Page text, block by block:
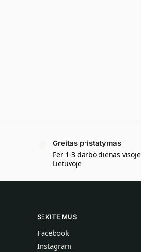
Greitas pristatymas
Per 1-3 darbo dienas visoje
Lietuvoje
SEKITE MUS
Facebook
Instagram